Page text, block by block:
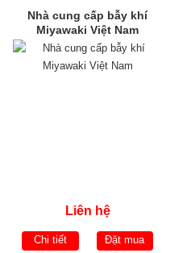
Nhà cung cấp bẫy khí
Miyawaki Việt Nam
Liên hệ
Chi tiết Đặt mua